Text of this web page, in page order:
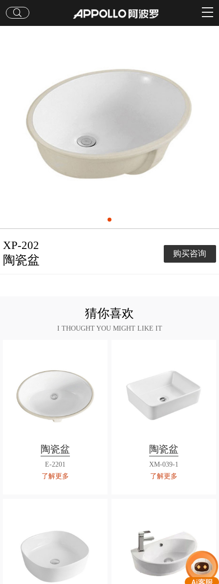
XP-202
陶瓷盆 购买咨询
猜你喜欢
I THOUGHT YOU MIGHT LIKE IT
陶瓷盆
E-2201
了解更多
陶瓷盆
XM-039-1
了解更多